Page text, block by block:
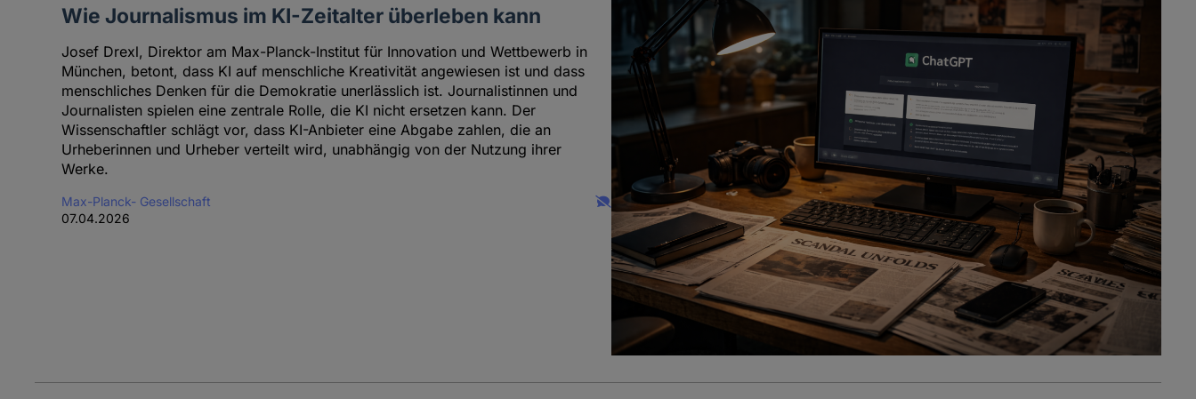
Wie Journalismus im KI-Zeitalter überleben kann
Josef Drexl, Direktor am Max-Planck-Institut für Innovation und Wettbewerb in
München, betont, dass KI auf menschliche Kreativität angewiesen ist und dass
menschliches Denken für die Demokratie unerlässlich ist. Journalistinnen und
Journalisten spielen eine zentrale Rolle, die KI nicht ersetzen kann. Der
Wissenschaftler schlägt vor, dass KI-Anbieter eine Abgabe zahlen, die an
Urheberinnen und Urheber verteilt wird, unabhängig von der Nutzung ihrer
Werke.
Max-Planck- Gesellschaft
07.04.2026